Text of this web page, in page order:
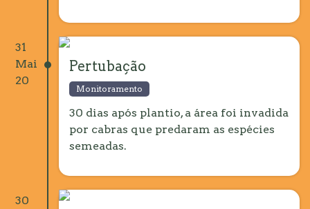
31
Mai
20
Pertubação
Monitoramento
30 dias após plantio, a área foi invadida
por cabras que predaram as espécies
semeadas.
30